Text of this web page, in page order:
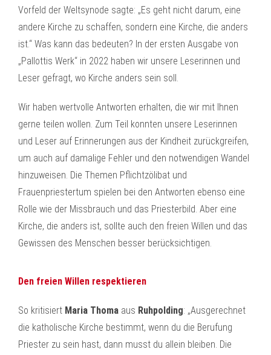
Vorfeld der Weltsynode sagte: „Es geht nicht darum, eine
andere Kirche zu schaffen, sondern eine Kirche, die anders
ist.“ Was kann das bedeuten? In der ersten Ausgabe von
„Pallottis Werk“ in 2022 haben wir unsere Leserinnen und
Leser gefragt, wo Kirche anders sein soll.
Wir haben wertvolle Antworten erhalten, die wir mit Ihnen
gerne teilen wollen. Zum Teil konnten unsere Leserinnen
und Leser auf Erinnerungen aus der Kindheit zurückgreifen,
um auch auf damalige Fehler und den notwendigen Wandel
hinzuweisen. Die Themen Pflichtzölibat und
Frauenpriestertum spielen bei den Antworten ebenso eine
Rolle wie der Missbrauch und das Priesterbild. Aber eine
Kirche, die anders ist, sollte auch den freien Willen und das
Gewissen des Menschen besser berücksichtigen.
Den freien Willen respektieren
So kritisiert Maria Thoma aus Ruhpolding: „Ausgerechnet
die katholische Kirche bestimmt, wenn du die Berufung
Priester zu sein hast, dann musst du allein bleiben. Die